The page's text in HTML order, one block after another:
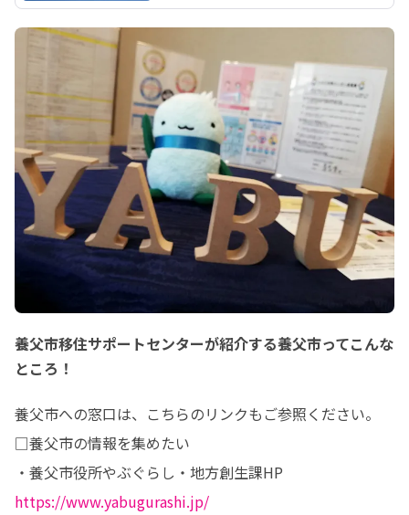
養父市移住サポートセンターが紹介する養父市ってこんな
ところ！
養父市への窓口は、こちらのリンクもご参照ください。
□養父市の情報を集めたい
・養父市役所やぶぐらし・地方創生課HP
https://www.yabugurashi.jp/